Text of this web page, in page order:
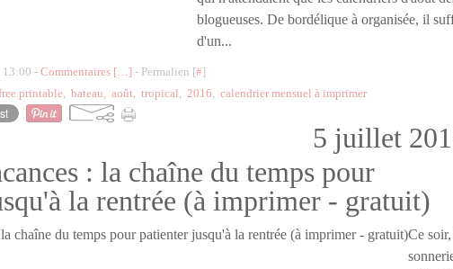
blogueuses. De bordélique à organisée, il
d'un...
13:00 -Commentaires […] - Permalien [#]
free printable, bateau, août, tropical, 2016, calendrier mensuel à imprimer
5 juillet
: la chaîne du temps pour
la rentrée (à imprimer - gratuit)
Ce